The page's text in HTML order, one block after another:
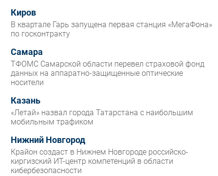
Киров
В квартале Гарь запущена первая станция «МегаФона»
по госконтракту
Самара
ТФОМС Самарской области перевел страховой фонд
данных на аппаратно-защищенные оптические
носители
Казань
«Летай» назвал города Татарстана с наибольшим
мобильным трафиком
Нижний Новгород
Крайон создаст в Нижнем Новгороде российско-
киргизский ИТ-центр компетенций в области
кибербезопасности